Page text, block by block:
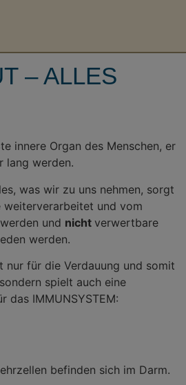
– ALLES
innere Organ des Menschen, er
lang werden.
was wir zu uns nehmen, sorgt
weiterverarbeitet und vom
und nicht verwertbare
werden.
nur für die Verdauung und somit
spielt auch eine
das IMMUNSYSTEM:
befinden sich im Darm.